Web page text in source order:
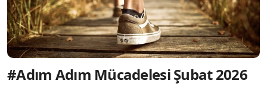
#Adım Adım Mücadelesi Şubat 2026